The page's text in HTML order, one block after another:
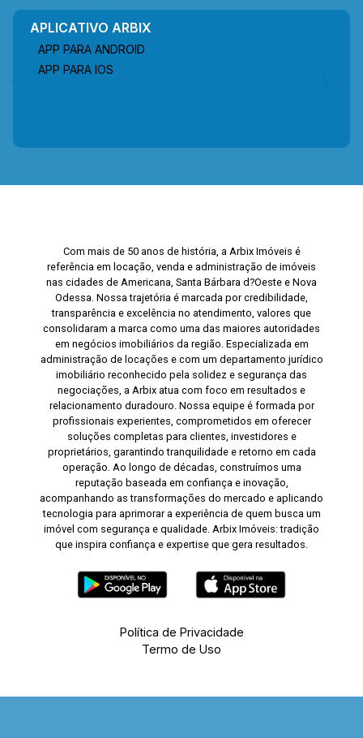
APLICATIVO ARBIX
APP PARA ANDROID
APP PARA IOS
Com mais de 50 anos de história, a Arbix Imóveis é
referência em locação, venda e administração de imóveis
nas cidades de Americana, Santa Bárbara d?Oeste e Nova
Odessa. Nossa trajetória é marcada por credibilidade,
transparência e excelência no atendimento, valores que
consolidaram a marca como uma das maiores autoridades
em negócios imobiliários da região. Especializada em
administração de locações e com um departamento jurídico
imobiliário reconhecido pela solidez e segurança das
negociações, a Arbix atua com foco em resultados e
relacionamento duradouro. Nossa equipe é formada por
profissionais experientes, comprometidos em oferecer
soluções completas para clientes, investidores e
proprietários, garantindo tranquilidade e retorno em cada
operação. Ao longo de décadas, construímos uma
reputação baseada em confiança e inovação,
acompanhando as transformações do mercado e aplicando
tecnologia para aprimorar a experiência de quem busca um
imóvel com segurança e qualidade. Arbix Imóveis: tradição
que inspira confiança e expertise que gera resultados.
Política de Privacidade
Termo de Uso